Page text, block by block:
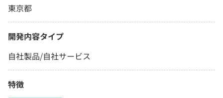
東京都
開発内容タイプ
自社製品/自社サービス
特徴